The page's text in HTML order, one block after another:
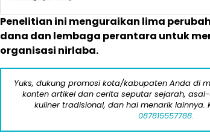
Penelitian ini menguraikan lima
dana dan lembaga perantara untuk
organisasi nirlaba.
Yuks, dukung promosi kota/kabupaten Anda di
konten artikel dan cerita seputar sejarah,
kuliner tradisional, dan hal menarik lainnya.
087815557788.